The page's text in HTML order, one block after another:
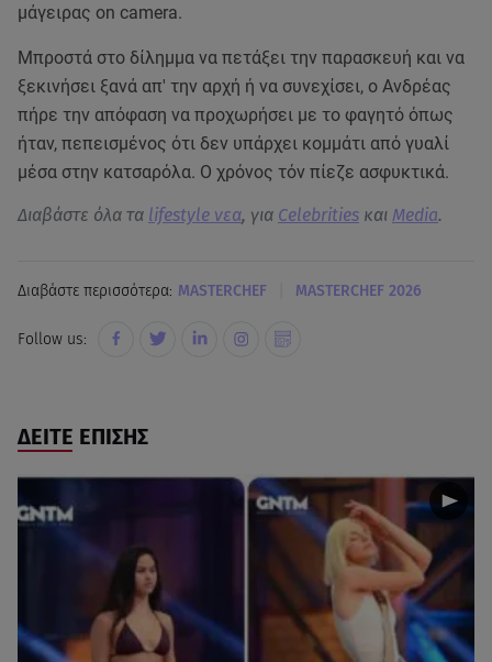
μάγειρας on camera.
Μπροστά στο δίλημμα να πετάξει την παρασκευή και να
ξεκινήσει ξανά απ' την αρχή ή να συνεχίσει, ο Ανδρέας
πήρε την απόφαση να προχωρήσει με το φαγητό όπως
ήταν, πεπεισμένος ότι δεν υπάρχει κομμάτι από γυαλί
μέσα στην κατσαρόλα. Ο χρόνος τόν πίεζε ασφυκτικά.
Διαβάστε όλα τα lifestyle νεα, για Celebrities και Media.
Διαβάστε περισσότερα: MASTERCHEF MASTERCHEF 2026
Follow us:
ΔΕΙΤΕ ΕΠΙΣΗΣ